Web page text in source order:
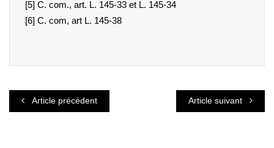
[5] C. com., art. L. 145-33 et L. 145-34
[6] C. com, art L. 145-38
Article précédent Article suivant